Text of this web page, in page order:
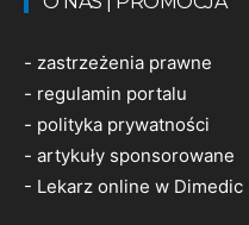
- zastrzeżenia prawne
- regulamin portalu
- polityka prywatności
- artykuły sponsorowane
- Lekarz online w Dimedic